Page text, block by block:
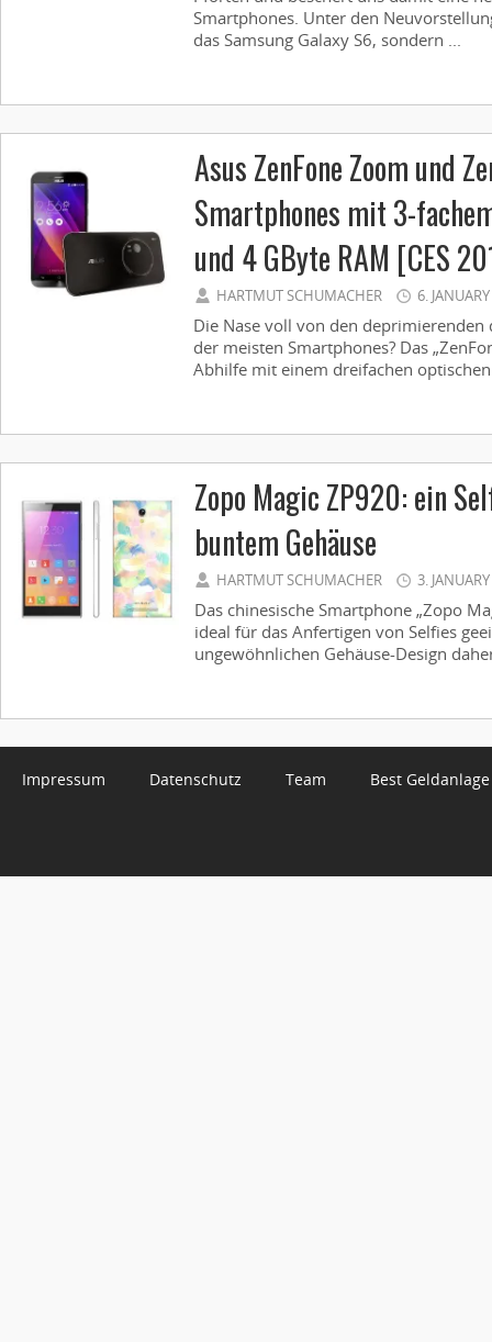
Smartphones. Unter den
das Samsung Galaxy S6, sondern ...
Asus ZenFone Zoom und
Smartphones mit 3-
und 4 GByte RAM [CES
HARTMUT SCHUMACHER 6.
Die Nase voll von den
der meisten Smartphones? Das
Abhilfe mit einem dreifachen
Zopo Magic ZP920: ein
buntem Gehäuse
HARTMUT SCHUMACHER 3.
Das chinesische Smartphone „Zopo
ideal für das Anfertigen von Selfies
ungewöhnlichen Gehäuse-Design
Impressum Datenschutz Team Best Geldanlage